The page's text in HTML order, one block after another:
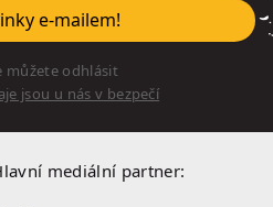
e-mailem!
můžete odhlásit
jsou u nás v bezpečí
mediální partner: